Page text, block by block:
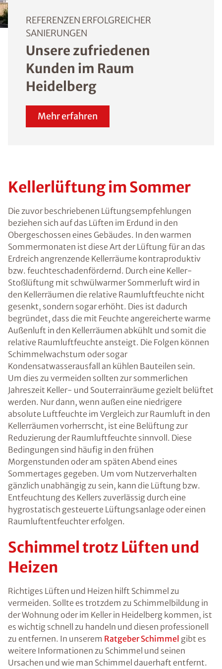
REFERENZEN ERFOLGREICHER
SANIERUNGEN
Unsere zufriedenen
Kunden im Raum
Heidelberg
Mehr erfahren
Kellerlüftung im Sommer
Die zuvor beschriebenen Lüftungsempfehlungen
beziehen sich auf das Lüften im Erdund in den
Obergeschossen eines Gebäudes. In den warmen
Sommermonaten ist diese Art der Lüftung für an das
Erdreich angrenzende Kellerräume kontraproduktiv
bzw. feuchteschadenfördernd. Durch eine Keller-
Stoßlüftung mit schwülwarmer Sommerluft wird in
den Kellerräumen die relative Raumluftfeuchte nicht
gesenkt, sondern sogar erhöht. Dies ist dadurch
begründet, dass die mit Feuchte angereicherte warme
Außenluft in den Kellerräumen abkühlt und somit die
relative Raumluftfeuchte ansteigt. Die Folgen können
Schimmelwachstum oder sogar
Kondensatwasserausfall an kühlen Bauteilen sein.
Um dies zu vermeiden sollten zur sommerlichen
Jahreszeit Keller- und Souterrainräume gezielt belüftet
werden. Nur dann, wenn außen eine niedrigere
absolute Luftfeuchte im Vergleich zur Raumluft in den
Kellerräumen vorherrscht, ist eine Belüftung zur
Reduzierung der Raumluftfeuchte sinnvoll. Diese
Bedingungen sind häufig in den frühen
Morgenstunden oder am späten Abend eines
Sommertages gegeben. Um vom Nutzerverhalten
gänzlich unabhängig zu sein, kann die Lüftung bzw.
Entfeuchtung des Kellers zuverlässig durch eine
hygrostatisch gesteuerte Lüftungsanlage oder einen
Raumluftentfeuchter erfolgen.
Schimmel trotz Lüften und
Heizen
Richtiges Lüften und Heizen hilft Schimmel zu
vermeiden. Sollte es trotzdem zu Schimmelbildung in
der Wohnung oder im Keller in Heidelberg kommen, ist
es wichtig schnell zu handeln und diesen professionell
zu entfernen. In unserem Ratgeber Schimmel gibt es
weitere Informationen zu Schimmel und seinen
Ursachen und wie man Schimmel dauerhaft entfernt.